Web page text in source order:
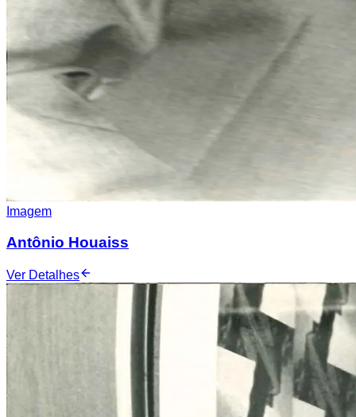
Imagem
Antônio Houaiss
Ver Detalhes